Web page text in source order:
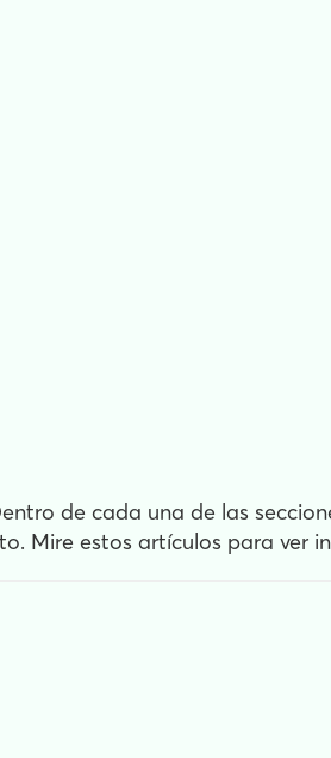
de cada una de las
Mire estos artículos para ver